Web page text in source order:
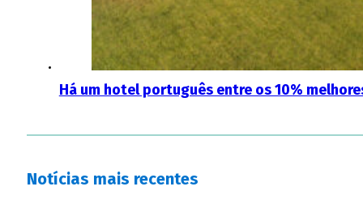
Há um hotel português entre os 10%
Notícias mais recentes